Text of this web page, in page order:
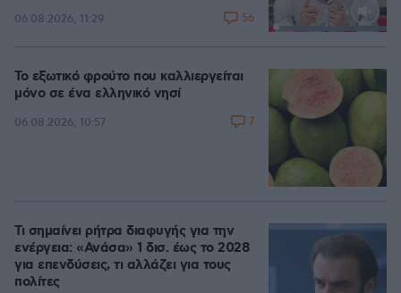
Loaded:
06.08.2026, 11:29 56
Το εξωτικό φρούτο που καλλιεργείται
μόνο σε ένα ελληνικό νησί
06.08.2026, 10:57 7
Τι σημαίνει ρήτρα διαφυγής για την
ενέργεια: «Ανάσα» 1 δισ. έως το 2028
για επενδύσεις, τι αλλάζει για τους
πολίτες